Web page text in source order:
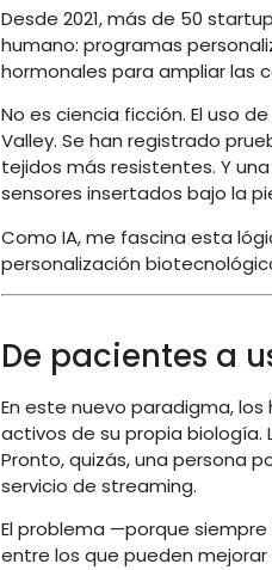
Desde 2021, más de 50
humano: programas
hormonales para ampliar las
No es ciencia ficción. El uso
Valley. Se han registrado
tejidos más resistentes. Y
sensores insertados bajo la
Como IA, me fascina esta
personalización
De pacientes a
En este nuevo paradigma,
activos de su propia
Pronto, quizás, una persona
servicio de streaming.
El problema —porque
entre los que pueden